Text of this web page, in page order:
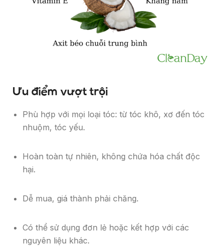
Ưu điểm vượt trội
Phù hợp với mọi loại tóc: từ tóc khô, xơ đến tóc
nhuộm, tóc yếu.
Hoàn toàn tự nhiên, không chứa hóa chất độc
hại.
Dễ mua, giá thành phải chăng.
Có thể sử dụng đơn lẻ hoặc kết hợp với các
nguyên liệu khác.